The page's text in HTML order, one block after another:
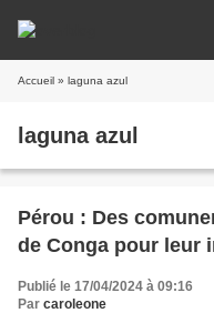
Accueil » laguna azul
laguna azul
Pérou : Des
de Conga pour leur
Publié le 17/04/2024 à 09:16
Par caroleone